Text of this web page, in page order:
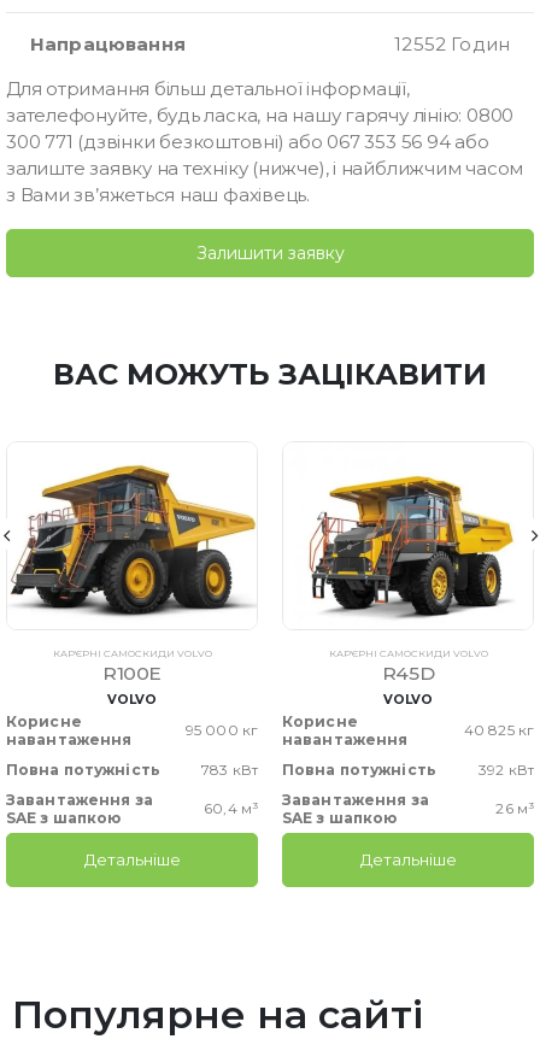
Напрацювання
12552 Годин
Для отримання більш детальної інформації,
зателефонуйте, будь ласка, на нашу гарячу лінію: 0800
300 771 (дзвінки безкоштовні) або 067 353 56 94 або
залиште заявку на техніку (нижче), і найближчим часом
з Вами зв’яжеться наш фахівець.
Залишити заявку
ВАС МОЖУТЬ ЗАЦІКАВИТИ
КАР'ЄРНІ САМОСКИДИ VOLVO
R100E
VOLVO
Корисне
навантаження
95 000 кг
Повна потужність
783 кВт
Завантаження за
SAE з шапкою
60,4 м³
Детальніше
КАР'ЄРНІ САМОСКИДИ VOLVO
R45D
VOLVO
Корисне
навантаження
40 825 кг
Повна потужність
392 кВт
Завантаження за
SAE з шапкою
26 м³
Детальніше
Популярне на сайті